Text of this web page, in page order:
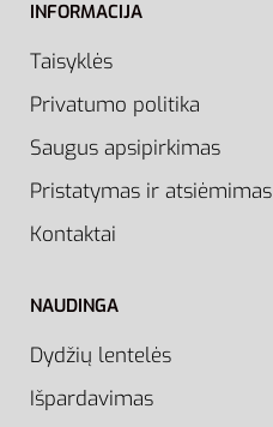
INFORMACIJA
Taisyklės
Privatumo politika
Saugus apsipirkimas
Pristatymas ir atsiėmimas
Kontaktai
NAUDINGA
Dydžių lentelės
Išpardavimas